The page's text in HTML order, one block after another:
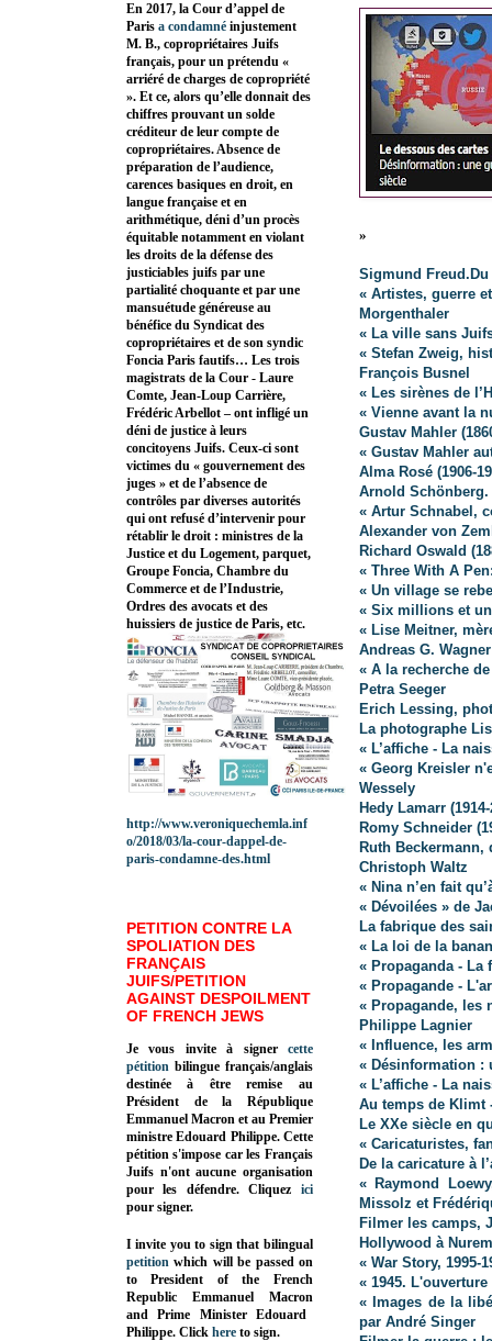
»
Sigmund Freud.Du
« Artistes, guerre
Morgenthaler
« La ville sans
« Stefan Zweig,
François Busnel
« Les sirènes de
« Vienne avant la
Gustav Mahler
« Gustav Mahler
Alma Rosé (1906-
Arnold
« Artur Schnabel,
Alexander von
Richard Oswald
« Three With A
« Un village se
« Six millions et
« Lise Meitner,
Andreas G. Wagner
« A la recherche
Petra Seeger
Erich Lessing,
La photographe
« L’affiche - La
« Georg Kreisler
Wessely
Hedy Lamarr
Romy Schneider
Ruth Beckermann,
Christoph Waltz
« Nina n’en fait
« Dévoilées » de
La fabrique des
« La loi de la
« Propaganda - La
« Propagande -
« Propagande, les
Philippe Lagnier
« Influence, les
« Désinformation :
« L’affiche - La
Au temps de Klimt
Le XXe siècle en
« Caricaturistes,
De la caricature à
« Raymond
Missolz et
Filmer les camps,
Hollywood à
« War Story, 1995-
« 1945.
« Images de la
par André Singer
En 2017, la Cour d’appel de
Paris a condamné injustement
M. B., copropriétaires Juifs
français, pour un prétendu «
arriéré de charges de copropriété
». Et ce, alors qu’elle donnait des
chiffres prouvant un solde
créditeur de leur compte de
copropriétaires. Absence de
préparation de l’audience,
carences basiques en droit, en
langue française et en
arithmétique, déni d’un procès
équitable notamment en violant
les droits de la défense des
justiciables juifs par une
partialité choquante et par une
mansuétude généreuse au
bénéfice du Syndicat des
copropriétaires et de son syndic
Foncia Paris fautifs… Les trois
magistrats de la Cour - Laure
Comte, Jean-Loup Carrière,
Frédéric Arbellot – ont infligé un
déni de justice à leurs
concitoyens Juifs. Ceux-ci sont
victimes du « gouvernement des
juges » et de l’absence de
contrôles par diverses autorités
qui ont refusé d’intervenir pour
rétablir le droit : ministres de la
Justice et du Logement, parquet,
Groupe Foncia, Chambre du
Commerce et de l’Industrie,
Ordres des avocats et des
huissiers de justice de Paris, etc.
http://www.veroniquechemla.inf
o/2018/03/la-cour-dappel-de-
paris-condamne-des.html
PETITION CONTRE LA
SPOLIATION DES
FRANÇAIS
JUIFS/PETITION
AGAINST DESPOILMENT
OF FRENCH JEWS
Je vous invite à signer cette
pétition bilingue français/anglais
destinée à être remise au
Président de la République
Emmanuel Macron et au Premier
ministre Edouard Philippe. Cette
pétition s'impose car les Français
Juifs n'ont aucune organisation
pour les défendre. Cliquez
ici
pour signer.
I invite you to sign that bilingual
petition which will be passed on
to President of the French
Republic Emmanuel Macron
and Prime MinisterEdouard
Philippe. Click here to sign.